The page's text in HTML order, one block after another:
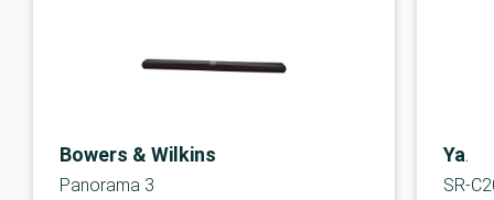
Bowers & Wilkins
Panorama 3 SR-